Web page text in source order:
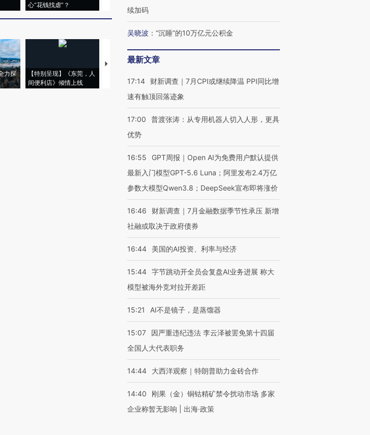
心“花钱找虐”？
力探
【特别呈现】《东莞，人
间便利店》倾情上线
【推广】走进第四届链博
有意思的生活方式·第三对
住三大增长引擎是什么？
续加码
吴晓波 ： “沉睡”的10万亿元公积金
最新文章
17:14
财新调查｜7月CPI或继续降温 PPI同比增
速有触顶回落迹象
17:00
普渡张涛：从专用机器人切入人形，更具
优势
16:55
GPT周报｜Open AI为免费用户默认提供
最新入门模型GPT-5.6 Luna；阿里发布2.4万亿
参数大模型Qwen3.8；DeepSeek宣布即将涨价
16:46
财新调查｜7月金融数据季节性承压 新增
社融或取决于政府债券
16:44 美国的AI投资、利率与经济
15:44 字节跳动开全员会复盘AI业务进展 称大
模型被海外竞对拉开差距
15:21 AI不是镜子，是蒸馏器
15:07
因严重违纪违法 李云泽被罢免第十四届
全国人大代表职务
14:44 大西洋观察｜特朗普助力金砖合作
14:40
刚果（金）铜钴精矿禁令扰动市场 多家
企业称暂无影响 | 出海·政策